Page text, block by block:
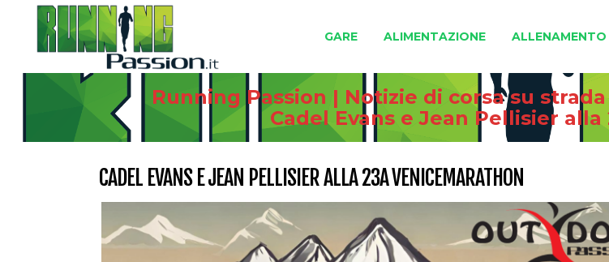
GARE ALIMENTAZIONE ALLENAMENTO
Running Passion | Notizie di corsa su
Cadel Evans e Jean Pellisier
CADEL EVANS E JEAN PELLISIER ALLA 23A VENICEMARATHON